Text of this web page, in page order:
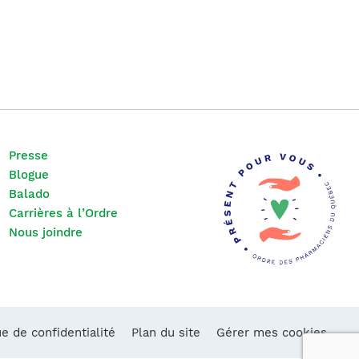
Presse
Blogue
Balado
Carrières à l’Ordre
Nous joindre
de confidentialité Plan du site Gérer mes cookies